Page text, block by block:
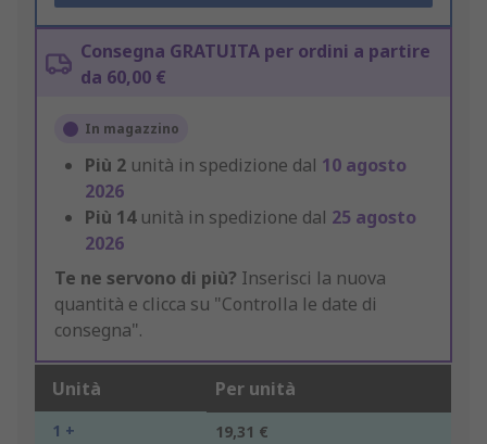
Consegna GRATUITA per ordini a partire
da 60,00 €
In magazzino
Più 2 unità in spedizione dal 10 agosto
2026
Più 14 unità in spedizione dal 25 agosto
2026
Te ne servono di più? Inserisci la nuova
quantità e clicca su "Controlla le date di
consegna".
Unità Per unità
1 + 19,31 €